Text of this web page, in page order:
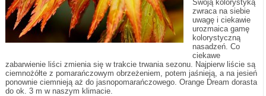
Swoją kolorystyką
zwraca na siebie
uwagę i ciekawie
urozmaica gamę
kolorystyczną
nasadzeń. Co
ciekawe
zabarwienie liści zmienia się w trakcie trwania sezonu. Najpierw liście są
ciemnożółte z pomarańczowym obrzeżeniem, potem jaśnieją, a na jesień
ponownie ciemnieją aż do jasnopomarańczowego. Orange Dream dorasta
do ok. 3 m w naszym klimacie.